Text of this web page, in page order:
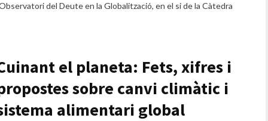
del Deute en la Globalització, en el si de la Càtedra
el planeta: Fets, xifres i
sobre canvi climàtic i
alimentari global